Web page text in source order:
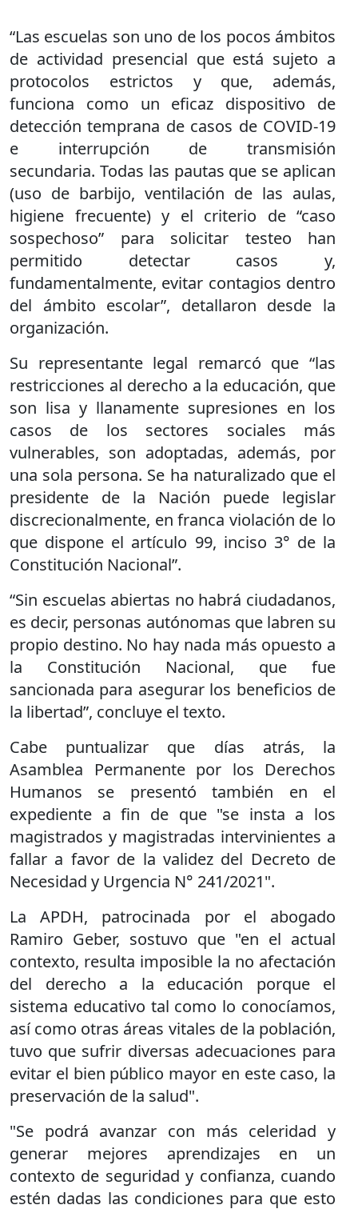
“Las escuelas son uno de los pocos ámbitos
de actividad presencial que está sujeto a
protocolos estrictos y que, además,
funciona como un eficaz dispositivo de
detección temprana de casos de COVID-19
e interrupción de transmisión
secundaria. Todas las pautas que se aplican
(uso de barbijo, ventilación de las aulas,
higiene frecuente) y el criterio de “caso
sospechoso” para solicitar testeo han
permitido detectar casos y,
fundamentalmente, evitar contagios dentro
del ámbito escolar”, detallaron desde la
organización.
Su representante legal remarcó que “las
restricciones al derecho a la educación, que
son lisa y llanamente supresiones en los
casos de los sectores sociales más
vulnerables, son adoptadas, además, por
una sola persona. Se ha naturalizado que el
presidente de la Nación puede legislar
discrecionalmente, en franca violación de lo
que dispone el artículo 99, inciso 3° de la
Constitución Nacional”.
“Sin escuelas abiertas no habrá ciudadanos,
es decir, personas autónomas que labren su
propio destino. No hay nada más opuesto a
la Constitución Nacional, que fue
sancionada para asegurar los beneficios de
la libertad”, concluye el texto.
Cabe puntualizar que días atrás, la
Asamblea Permanente por los Derechos
Humanos se presentó también en el
expediente a fin de que "se insta a los
magistrados y magistradas intervinientes a
fallar a favor de la validez del Decreto de
Necesidad y Urgencia N° 241/2021".
La APDH, patrocinada por el abogado
Ramiro Geber, sostuvo que "en el actual
contexto, resulta imposible la no afectación
del derecho a la educación porque el
sistema educativo tal como lo conocíamos,
así como otras áreas vitales de la población,
tuvo que sufrir diversas adecuaciones para
evitar el bien público mayor en este caso, la
preservación de la salud".
"Se podrá avanzar con más celeridad y
generar mejores aprendizajes en un
contexto de seguridad y confianza, cuando
estén dadas las condiciones para que esto